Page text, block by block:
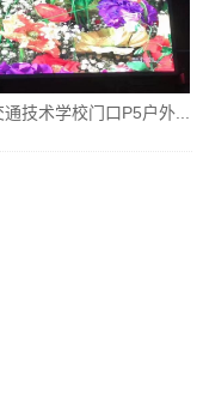
技术学校门口P5户外...